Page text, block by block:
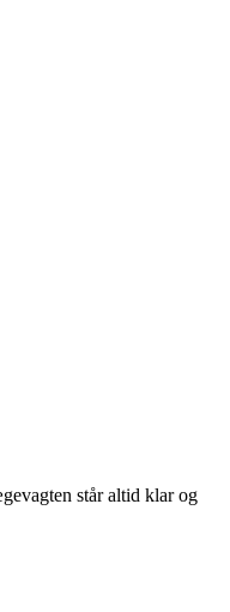
står altid klar og